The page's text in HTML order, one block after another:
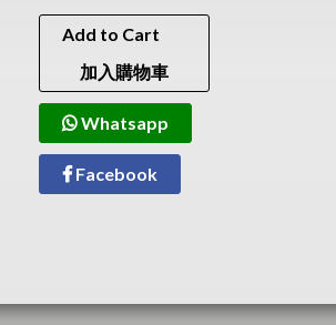
Add to Cart
加入購物車
Whatsapp
Facebook